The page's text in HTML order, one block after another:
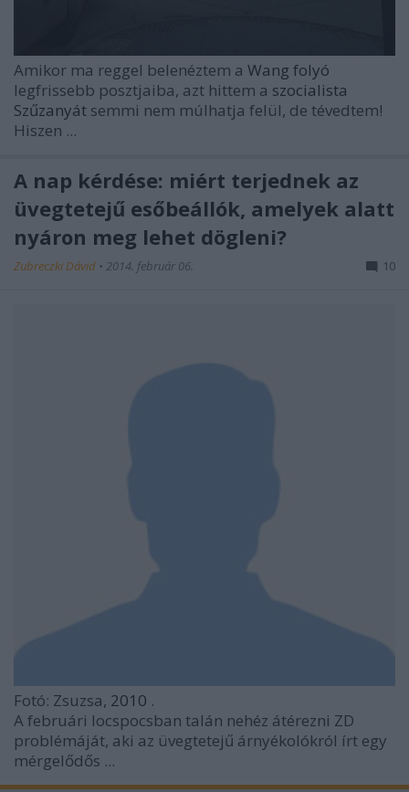
Amikor ma reggel belenéztem a Wang folyó
legfrissebb posztjaiba, azt hittem a szocialista
Szűzanyát semmi nem múlhatja felül, de tévedtem!
Hiszen ...
A nap kérdése: miért terjednek az
üvegtetejű esőbeállók, amelyek alatt
nyáron meg lehet dögleni?
Zubreczki Dávid • 2014. február 06. 10
Fotó: Zsuzsa, 2010 .
A februári locspocsban talán nehéz átérezni ZD
problémáját, aki az üvegtetejű árnyékolókról írt egy
mérgelődős ...